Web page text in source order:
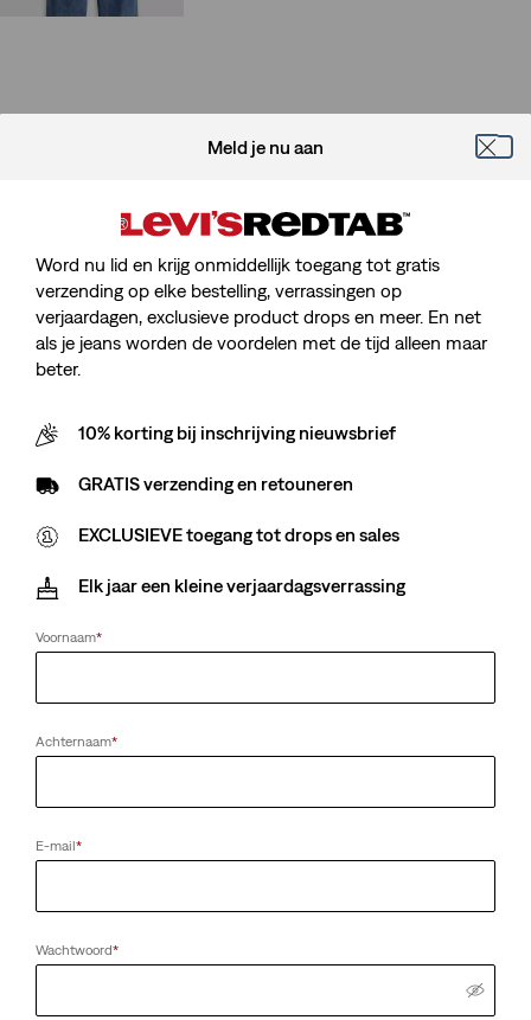
Price
Price
Meld je nu aan
Word nu lid en krijg onmiddellijk toegang tot gratis
verzending op elke bestelling, verrassingen op
verjaardagen, exclusieve product drops en meer. En net
als je jeans worden de voordelen met de tijd alleen maar
beter.
10% korting bij inschrijving nieuwsbrief
GRATIS verzending en retouneren
EXCLUSIEVE toegang tot drops en sales
Elk jaar een kleine verjaardagsverrassing
Voornaam*
Achternaam*
E-mail*
Wachtwoord*